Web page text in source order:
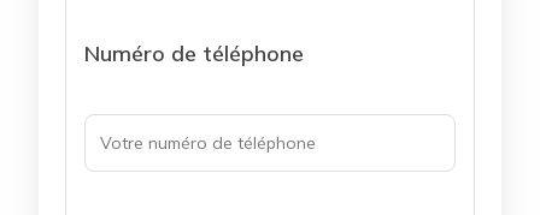
Numéro de téléphone